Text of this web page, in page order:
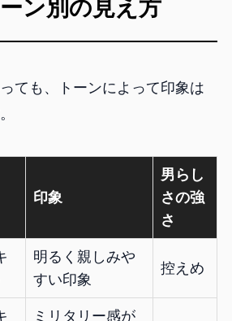
ン別の見え方
ても、トーンによって印象は
印象
男らし
さの強
さ
明るく親しみや
すい印象
控えめ
ミリタリー感が